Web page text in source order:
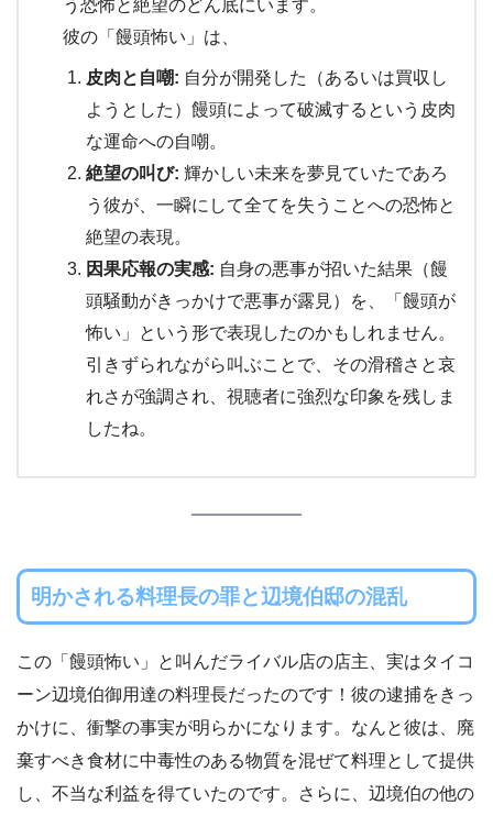
う恐怖と絶望のどん底にいます。
彼の「饅頭怖い」は、
皮肉と自嘲: 自分が開発した（あるいは買収し
ようとした）饅頭によって破滅するという皮肉
な運命への自嘲。
絶望の叫び: 輝かしい未来を夢見ていたであろ
う彼が、一瞬にして全てを失うことへの恐怖と
絶望の表現。
因果応報の実感: 自身の悪事が招いた結果（饅
頭騒動がきっかけで悪事が露見）を、「饅頭が
怖い」という形で表現したのかもしれません。
引きずられながら叫ぶことで、その滑稽さと哀
れさが強調され、視聴者に強烈な印象を残しま
したね。
明かされる料理長の罪と辺境伯邸の混乱
この「饅頭怖い」と叫んだライバル店の店主、実はタイコ
ーン辺境伯御用達の料理長だったのです！彼の逮捕をきっ
かけに、衝撃の事実が明らかになります。なんと彼は、廃
棄すべき食材に中毒性のある物質を混ぜて料理として提供
し、不当な利益を得ていたのです。さらに、辺境伯の他の